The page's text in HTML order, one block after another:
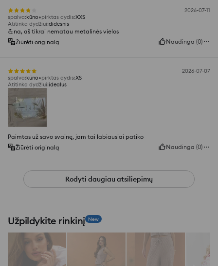
2026-07-11
spalva:kūno pirktas dydis:XXS
Atitinka dydžiui:didesnis
💪na, aš tikrai nematau metalinės vielos
Žiūrėti originalą
Naudinga (0)
2026-07-07
spalva:kūno pirktas dydis:XS
Atitinka dydžiui:idealus
Paimtas už savo svainę, jam tai labiausiai patiko
Žiūrėti originalą
Naudinga (0)
Rodyti daugiau atsiliepimų
Užpildykite rinkinį New